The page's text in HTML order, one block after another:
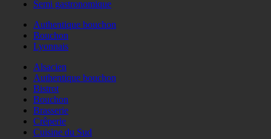
Semi gastronomique
Authentique bouchon
Bouchon
Lyonnais
Alsacien
Authentique bouchon
Bistrot
Bouchon
Brasserie
Crêperie
Cuisine du Sud